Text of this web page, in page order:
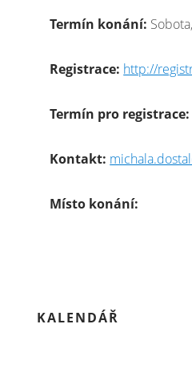
Termín konání:
Registrace: http://
Termín pro registrace:
Kontakt:
Místo konání:
KALENDÁŘ